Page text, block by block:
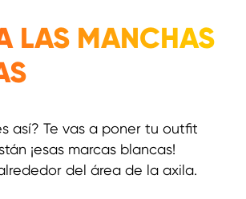
LAS MANCHAS
así? Te vas a poner tu outfit
¡esas marcas blancas!
del área de la axila.